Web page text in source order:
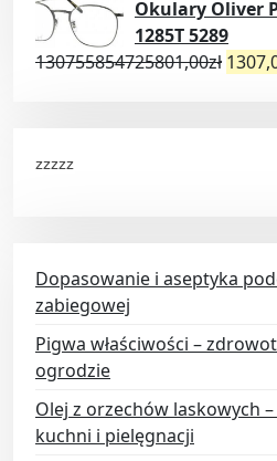
Okulary Oliver
1285T 5289
130755854725801,00zł
zzzzz
Dopasowanie i aseptyka
zabiegowej
Pigwa właściwości –
ogrodzie
Olej z orzechów laskowych
kuchni i pielęgnacji